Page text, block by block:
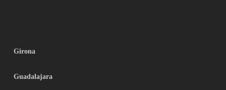
Girona
Guadalajara